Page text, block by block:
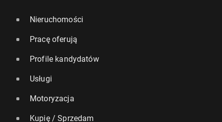
Nieruchomości
Pracę oferują
Profile kandydatów
Usługi
Motoryzacja
Kupię / Sprzedam